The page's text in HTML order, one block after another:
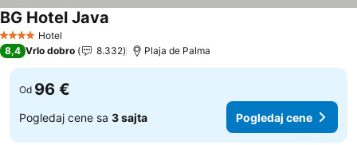
4 ZvezdiceHotel
BG Hotel Java
8,4 Vrlo dobro 8.332 Plaja de Palma
Od 96 €
Pogledaj cene sa 3 sajta Pogledaj cene